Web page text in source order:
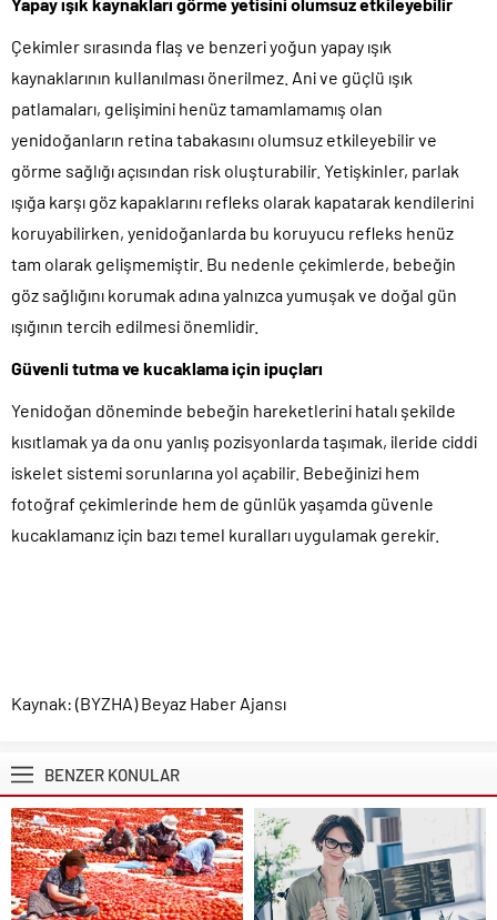
Çekimler sırasında flaş ve benzeri yoğun yapay ışık
kaynaklarının kullanılması önerilmez. Ani ve güçlü ışık
patlamaları, gelişimini henüz tamamlamamış olan
yenidoğanların retina tabakasını olumsuz etkileyebilir ve
görme sağlığı açısından risk oluşturabilir. Yetişkinler, parlak
ışığa karşı göz kapaklarını refleks olarak kapatarak kendilerini
koruyabilirken, yenidoğanlarda bu koruyucu refleks henüz
tam olarak gelişmemiştir. Bu nedenle çekimlerde, bebeğin
göz sağlığını korumak adına yalnızca yumuşak ve doğal gün
ışığının tercih edilmesi önemlidir.
Güvenli tutma ve kucaklama için ipuçları
Yenidoğan döneminde bebeğin hareketlerini hatalı şekilde
kısıtlamak ya da onu yanlış pozisyonlarda taşımak, ileride ciddi
iskelet sistemi sorunlarına yol açabilir. Bebeğinizi hem
fotoğraf çekimlerinde hem de günlük yaşamda güvenle
kucaklamanız için bazı temel kuralları uygulamak gerekir.
Kaynak: (BYZHA) Beyaz Haber Ajansı
BENZER KONULAR